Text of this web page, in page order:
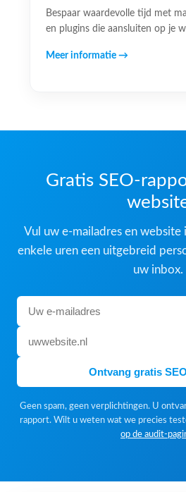
Bespaar waardevolle tijd met
en plugins die aansluiten op je
Meer informatie →
Gratis SEO-
Vul uw e-mailadres en website
enkele uren een uitgebreid
uw inbox.
Ontvang gratis
Geen spam, geen verplichtingen. U
rapport. Wilt u weten wat we precies
op de audit-